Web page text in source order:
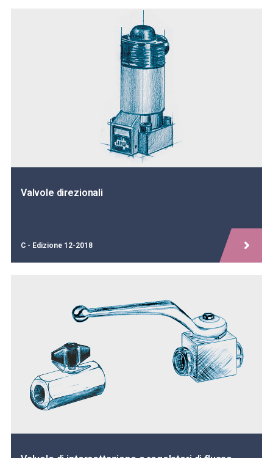
Valvole direzionali
C - Edizione 12-2018